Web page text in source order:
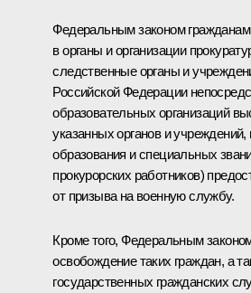
Федеральным законом
в органы и организации
следственные органы и
Российской Федерации
образовательных организаций
указанных органов и
образования и специальных
прокурорских работников)
от призыва на военную службу.
Кроме того, Федеральным
освобождение таких граждан, а
государственных гражданских